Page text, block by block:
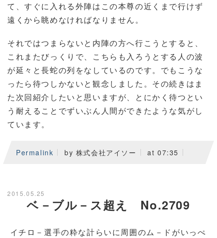
て、すぐに入れる外陣はこの本尊の近くまで行けず
遠くから眺めなければなりません。
それではつまらないと内陣の方へ行こうとすると、
これまたびっくりで、こちらも入ろうとする人の波
が延々と長蛇の列をなしているのです。でもこうな
ったら待つしかないと観念しました。その続きはま
た次回紹介したいと思いますが、とにかく待つとい
う耐えることでずいぶん人間ができたような気がし
ています。
Permalink by 株式会社アイソー at 07:35
2015.05.25
ベ－ブル－ス超え No.2709
イチロ－選手の粋な計らいに周囲のム－ドがいっぺ